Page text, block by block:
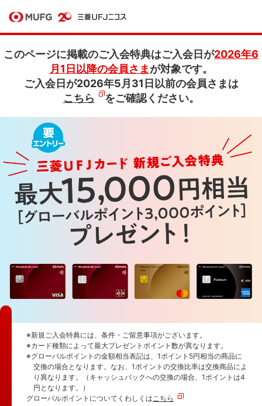
このページに掲載のご入会特典はご入会日が2026年6
月1日以降の会員さまが対象です。
ご入会日が2026年5月31日以前の会員さまは
こちら
をご確認ください。
※新規ご入会特典には、条件・ご留意事項がございます。
※カード種類によって最大プレゼントポイント数が異なります。
※グローバルポイントの金額相当表記は、1ポイント5円相当の商品に
交換の場合となります。なお、1ポイントの交換比率は交換商品によ
り異なります。（キャッシュバックへの交換の場合、1ポイントは4
円となります。）
グローバルポイントについてくわしくはこちら